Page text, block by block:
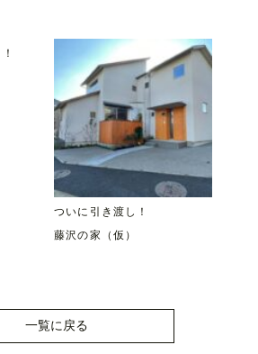
ついに引き渡し！
藤沢の家（仮）
一覧に戻る